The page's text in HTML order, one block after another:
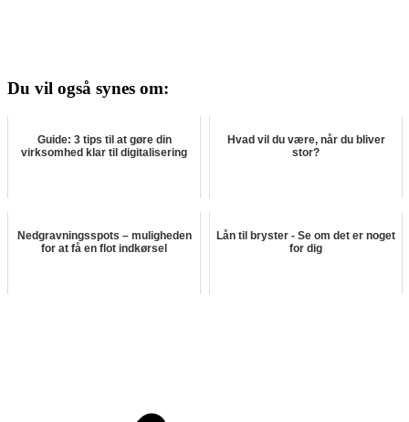
Du vil også synes om:
Guide: 3 tips til at gøre din
virksomhed klar til digitalisering
Hvad vil du være, når du bliver
stor?
Nedgravningsspots – muligheden
for at få en flot indkørsel
Lån til bryster - Se om det er noget
for dig